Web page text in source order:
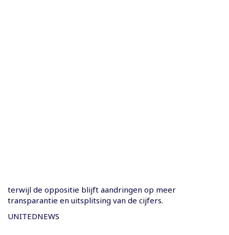
terwijl de oppositie blijft aandringen op meer
transparantie en uitsplitsing van de cijfers.
UNITEDNEWS